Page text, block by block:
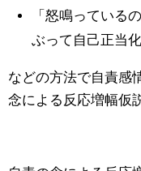
「怒鳴っている
ぶって自己正当化
などの方法で自責感
念による反応増幅仮